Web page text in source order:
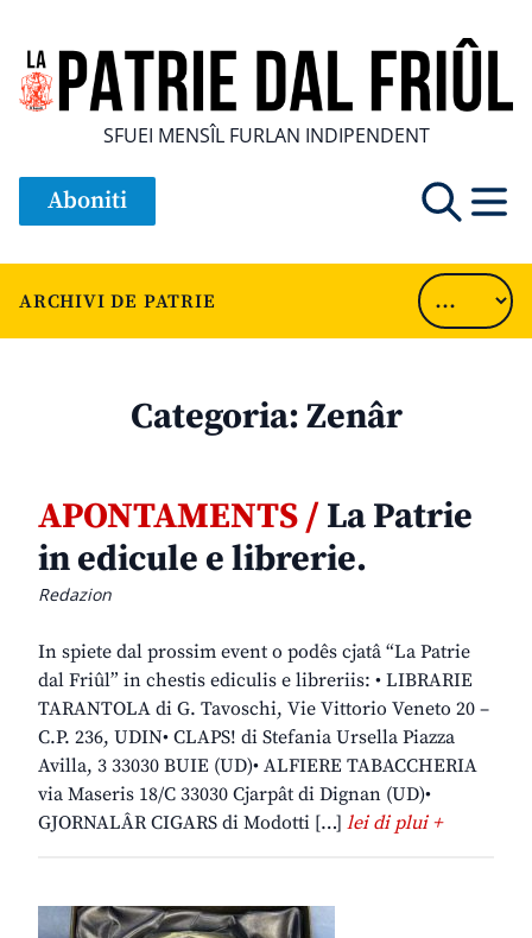
SFUEI MENSÎL FURLAN INDIPENDENT
Aboniti
ARCHIVI DE PATRIE
Categoria:Zenâr
APONTAMENTS /La Patrie
in edicule e librerie.
Redazion
In spiete dal prossim event o podês cjatâ “La Patrie
dal Friûl” in chestis ediculis e libreriis: • LIBRARIE
TARANTOLA di G. Tavoschi, Vie Vittorio Veneto 20 –
C.P. 236, UDIN• CLAPS! di Stefania Ursella Piazza
Avilla, 3 33030 BUIE (UD)• ALFIERE TABACCHERIA
via Maseris 18/C 33030 Cjarpât di Dignan (UD)•
GJORNALÂR CIGARS di Modotti […] lei di plui +